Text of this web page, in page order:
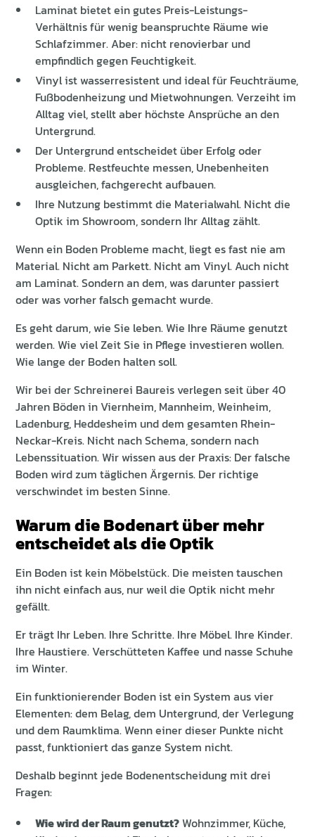
Laminat bietet ein gutes Preis-Leistungs-
Verhältnis für wenig beanspruchte Räume wie
Schlafzimmer. Aber: nicht renovierbar und
empfindlich gegen Feuchtigkeit.
Vinyl ist wasserresistent und ideal für Feuchträume,
Fußbodenheizung und Mietwohnungen. Verzeiht im
Alltag viel, stellt aber höchste Ansprüche an den
Untergrund.
Der Untergrund entscheidet über Erfolg oder
Probleme. Restfeuchte messen, Unebenheiten
ausgleichen, fachgerecht aufbauen.
Ihre Nutzung bestimmt die Materialwahl. Nicht die
Optik im Showroom, sondern Ihr Alltag zählt.
Wenn ein Boden Probleme macht, liegt es fast nie am
Material. Nicht am Parkett. Nicht am Vinyl. Auch nicht
am Laminat. Sondern an dem, was darunter passiert
oder was vorher falsch gemacht wurde.
Es geht darum, wie Sie leben. Wie Ihre Räume genutzt
werden. Wie viel Zeit Sie in Pflege investieren wollen.
Wie lange der Boden halten soll.
Wir bei der Schreinerei Baureis verlegen seit über 40
Jahren Böden in Viernheim, Mannheim, Weinheim,
Ladenburg, Heddesheim und dem gesamten Rhein-
Neckar-Kreis. Nicht nach Schema, sondern nach
Lebenssituation. Wir wissen aus der Praxis: Der falsche
Boden wird zum täglichen Ärgernis. Der richtige
verschwindet im besten Sinne.
Warum die Bodenart über mehr
entscheidet als die Optik
Ein Boden ist kein Möbelstück. Die meisten tauschen
ihn nicht einfach aus, nur weil die Optik nicht mehr
gefällt.
Er trägt Ihr Leben. Ihre Schritte. Ihre Möbel. Ihre Kinder.
Ihre Haustiere. Verschütteten Kaffee und nasse Schuhe
im Winter.
Ein funktionierender Boden ist ein System aus vier
Elementen: dem Belag, dem Untergrund, der Verlegung
und dem Raumklima. Wenn einer dieser Punkte nicht
passt, funktioniert das ganze System nicht.
Deshalb beginnt jede Bodenentscheidung mit drei
Fragen:
Wie wird der Raum genutzt?Wohnzimmer, Küche,